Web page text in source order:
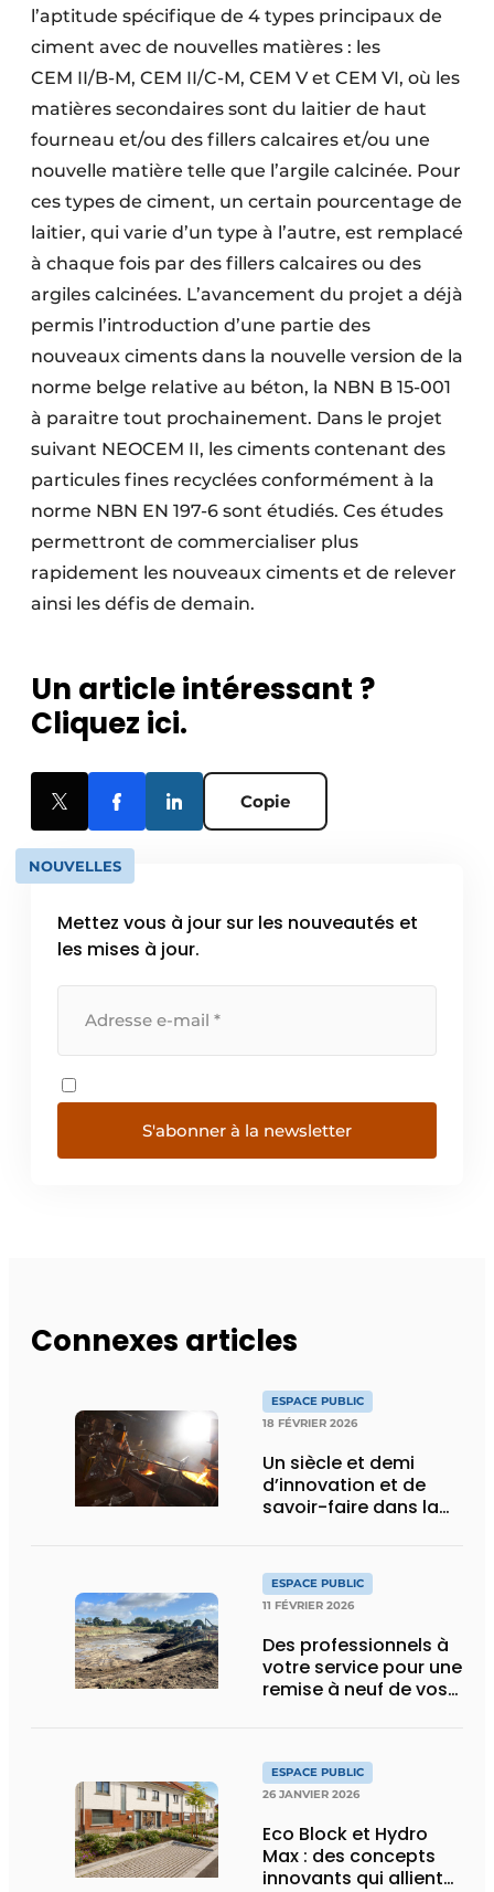
l’aptitude spécifique de 4 types principaux de
ciment avec de nouvelles matières : les
CEM II/B-M, CEM II/C-M, CEM V et CEM VI, où les
matières secondaires sont du laitier de haut
fourneau et/ou des fillers calcaires et/ou une
nouvelle matière telle que l’argile calcinée. Pour
ces types de ciment, un certain pourcentage de
laitier, qui varie d’un type à l’autre, est remplacé
à chaque fois par des fillers calcaires ou des
argiles calcinées. L’avancement du projet a déjà
permis l’introduction d’une partie des
nouveaux ciments dans la nouvelle version de la
norme belge relative au béton, la NBN B 15-001
à paraitre tout prochainement. Dans le projet
suivant NEOCEM II, les ciments contenant des
particules fines recyclées conformément à la
norme NBN EN 197-6 sont étudiés. Ces études
permettront de commercialiser plus
rapidement les nouveaux ciments et de relever
ainsi les défis de demain.
Un article intéressant ?
Cliquez ici.
Copie
NOUVELLES
Mettez vous à jour sur les nouveautés et
les mises à jour.
S'abonner à la newsletter
Connexes articles
ESPACE PUBLIC
18 FÉVRIER 2026
Un siècle et demi
d’innovation et de
savoir-faire dans la
ESPACE PUBLIC
11 FÉVRIER 2026
Des professionnels à
votre service pour une
remise à neuf de vos
ESPACE PUBLIC
26 JANVIER 2026
Eco Block et Hydro
Max : des concepts
innovants qui allient